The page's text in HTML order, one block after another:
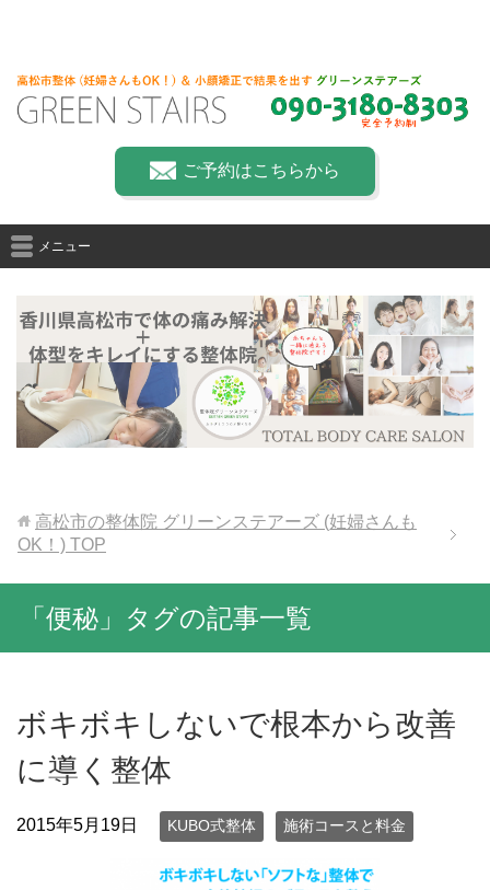
ご予約はこちらから
メニュー
高松市の整体院 グリーンステアーズ (妊婦さんも
OK！) TOP
「便秘」タグの記事一覧
ボキボキしないで根本から改善
に導く整体
2015年5月19日 KUBO式整体 施術コースと料金